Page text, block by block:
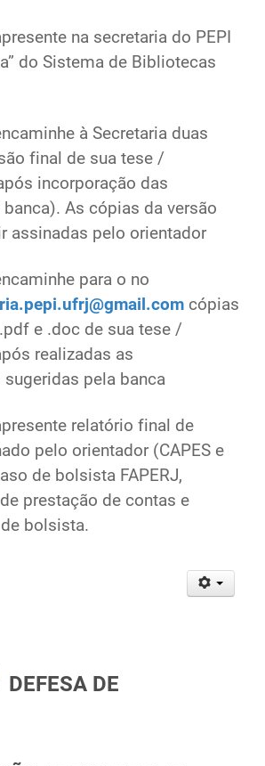
na secretaria do PEPI
do Sistema de Bibliotecas
à Secretaria duas
final de sua tese /
incorporação das
As cópias da versão
assinadas pelo orientador
para o no
cópias
e .doc de sua tese /
realizadas as
pela banca
relatório final de
pelo orientador (CAPES e
de bolsista FAPERJ,
prestação de contas e
bolsista.
DEFESA DE